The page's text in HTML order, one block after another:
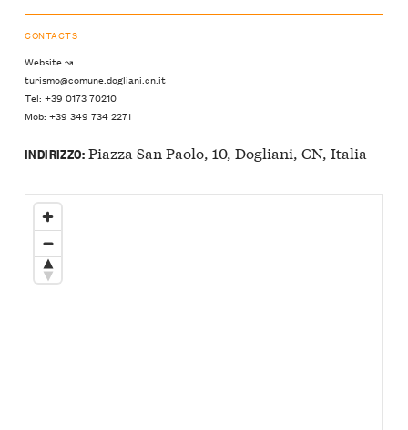
CONTACTS
Website ↝
turismo@comune.dogliani.cn.it
Tel: +39 0173 70210
Mob: +39 349 734 2271
INDIRIZZO:Piazza San Paolo, 10, Dogliani, CN, Italia